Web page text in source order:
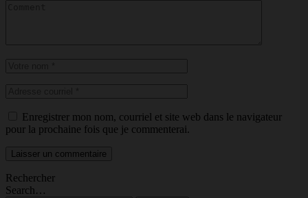
Enregistrer mon nom, courriel et site web dans le navigateur
pour la prochaine fois que je commenterai.
Laisser un commentaire
Rechercher
Search…